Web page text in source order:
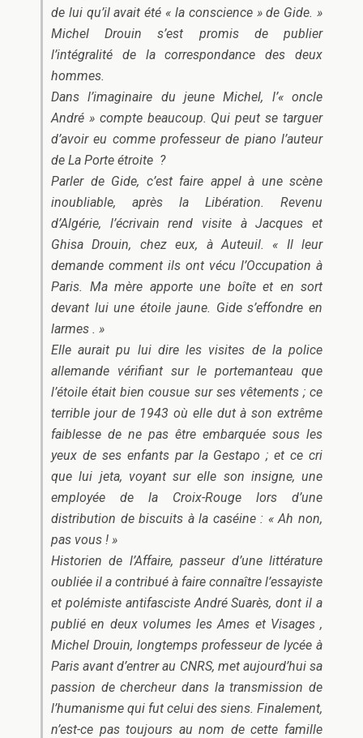
de lui qu’il avait été « la conscience » de Gide. »
Michel Drouin s’est promis de publier
l’intégralité de la correspondance des deux
hommes.
Dans l’imaginaire du jeune Michel, l’« oncle
André » compte beaucoup. Qui peut se targuer
d’avoir eu comme professeur de piano l’auteur
de La Porte étroite ?
Parler de Gide, c’est faire appel à une scène
inoubliable, après la Libération. Revenu
d’Algérie, l’écrivain rend visite à Jacques et
Ghisa Drouin, chez eux, à Auteuil. « Il leur
demande comment ils ont vécu l’Occupation à
Paris. Ma mère apporte une boîte et en sort
devant lui une étoile jaune. Gide s’effondre en
larmes . »
Elle aurait pu lui dire les visites de la police
allemande vérifiant sur le portemanteau que
l’étoile était bien cousue sur ses vêtements ; ce
terrible jour de 1943 où elle dut à son extrême
faiblesse de ne pas être embarquée sous les
yeux de ses enfants par la Gestapo ; et ce cri
que lui jeta, voyant sur elle son insigne, une
employée de la Croix-Rouge lors d’une
distribution de biscuits à la caséine : « Ah non,
pas vous ! »
Historien de l’Affaire, passeur d’une littérature
oubliée il a contribué à faire connaître l’essayiste
et polémiste antifasciste André Suarès, dont il a
publié en deux volumes lesAmes et Visages,
Michel Drouin, longtemps professeur de lycée à
Paris avant d’entrer au CNRS, met aujourd’hui sa
passion de chercheur dans la transmission de
l’humanisme qui fut celui des siens. Finalement,
n’est-ce pas toujours au nom de cette famille